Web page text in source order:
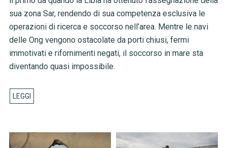
sua zona Sar, rendendo di sua competenza esclusiva le
operazioni di ricerca e soccorso nell’area. Mentre le navi
delle Ong vengono ostacolate da porti chiusi, fermi
immotivati e rifornimenti negati, il soccorso in mare sta
diventando quasi impossibile.